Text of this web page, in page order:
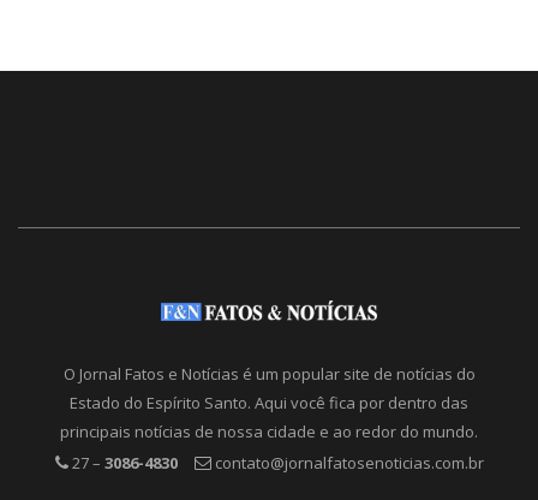
O Jornal Fatos e Notícias é um popular site de notícias do
Estado do Espírito Santo. Aqui você fica por dentro das
principais notícias de nossa cidade e ao redor do mundo.
27 – 3086-4830 contato@jornalfatosenoticias.com.br